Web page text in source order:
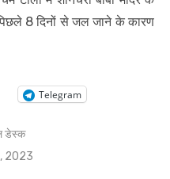
8 दिनों से जल जाने के कारण
Telegram
डेस्क
2023